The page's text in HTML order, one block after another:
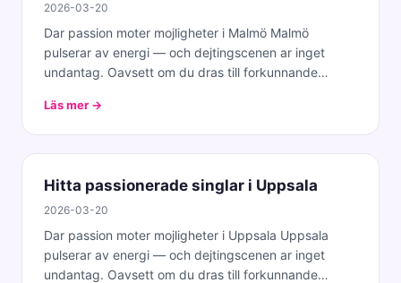
2026-03-20
Dar passion moter mojligheter i Malmö Malmö
pulserar av energi — och dejtingscenen ar inget
undantag. Oavsett om du dras till forkunnande
Läs mer →
Hitta passionerade singlar i Uppsala
2026-03-20
Dar passion moter mojligheter i Uppsala Uppsala
pulserar av energi — och dejtingscenen ar inget
undantag. Oavsett om du dras till forkunnande